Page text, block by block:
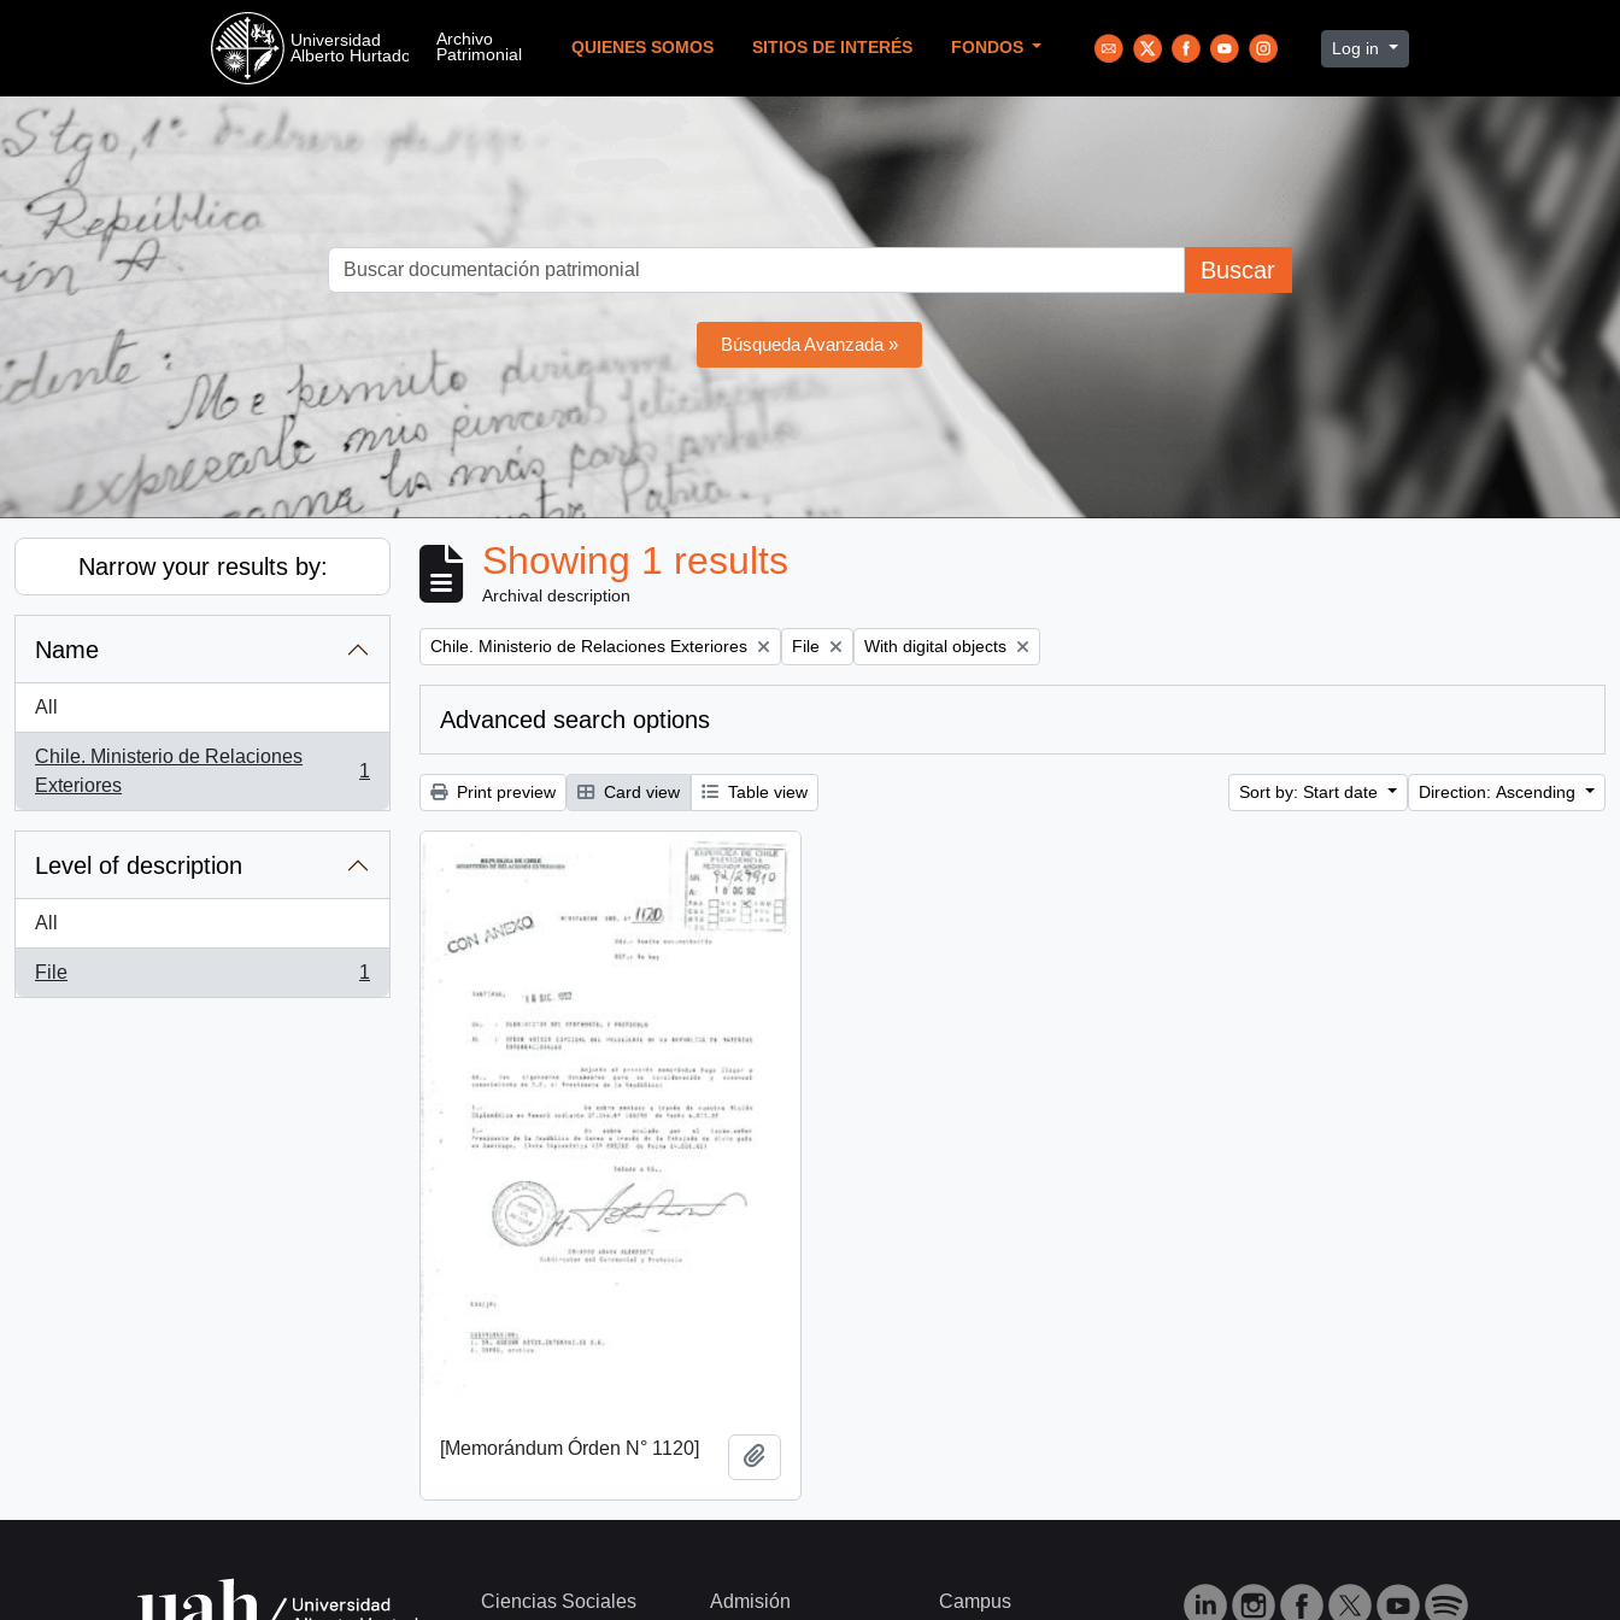
QUIENES SOMOS SITIOS DE INTERÉS FONDOS Log in
Buscar
Búsqueda Avanzada »
Narrow your results by:
Name
All
Chile. Ministerio de Relaciones
Exteriores
, 1 results
1
Level of description
All
File
, 1 results
1
Showing 1 results
Archival description
Remove filter:
Chile. Ministerio de Relaciones Exteriores Remove filter:
File Remove filter:
With digital objects
Advanced search options
Print preview Card view Table view Sort by: Start date Direction: Ascending
[Memorándum Órden N° 1120]
Ciencias Sociales Admisión Campus